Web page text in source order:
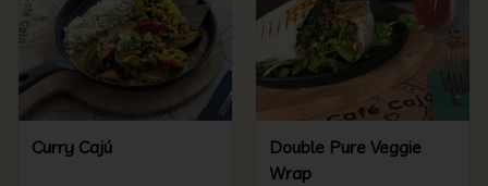
Curry Cajú
Double Pure Veggie
Wrap